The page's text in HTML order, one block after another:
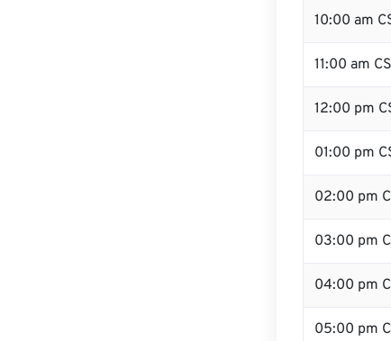
10:00 am
11:00 am
12:00 pm
01:00 pm
02:00 pm
03:00 pm
04:00 pm
05:00 pm